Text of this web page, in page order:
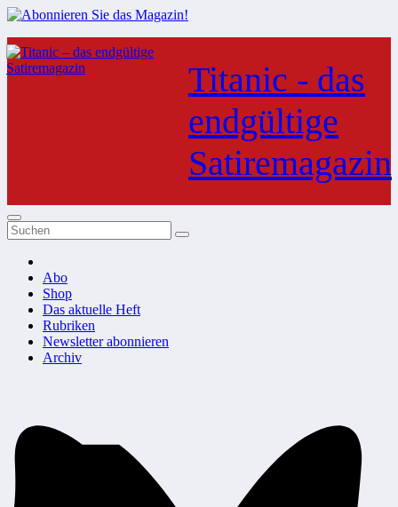
Zum
Inhalt
springen
Titanic - das
endgültige
Satiremagazin
Abo
Shop
Das aktuelle Heft
Rubriken
Newsletter abonnieren
Archiv